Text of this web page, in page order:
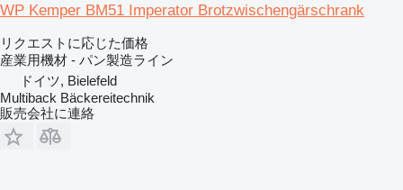
WP Kemper BM51 Imperator Brotzwischengärschrank
リクエストに応じた価格
産業用機材 - パン製造ライン
ドイツ, Bielefeld
Multiback Bäckereitechnik
販売会社に連絡